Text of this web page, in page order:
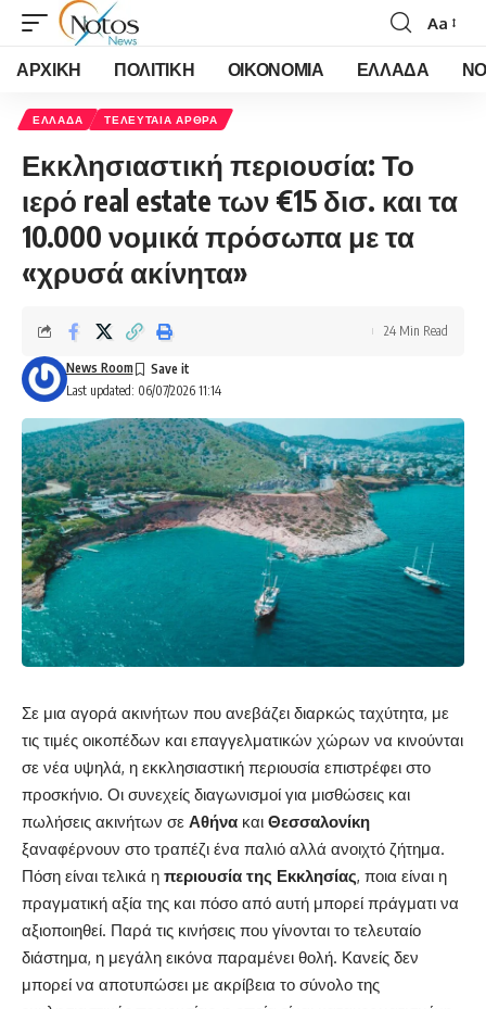
Font
Resizer
Aa
ΑΡΧΙΚΗ ΠΟΛΙΤΙΚΗ ΟΙΚΟΝΟΜΙΑ ΕΛΛΑΔΑ
ΕΛΛΑΔΑ ΤΕΛΕΥΤΑΙΑ ΑΡΘΡΑ
Εκκλησιαστική περιουσία: Το
ιερό real estate των €15 δισ. και τα
10.000 νομικά πρόσωπα με τα
«χρυσά ακίνητα»
Last updated: 06/07/2026 11:14
News Room
24 Min Read
Σε μια αγορά ακινήτων που ανεβάζει διαρκώς ταχύτητα, με
τις τιμές οικοπέδων και επαγγελματικών χώρων να κινούνται
σε νέα υψηλά, η εκκλησιαστική περιουσία επιστρέφει στο
προσκήνιο. Οι συνεχείς διαγωνισμοί για μισθώσεις και
πωλήσεις ακινήτων σε Αθήνα και Θεσσαλονίκη
ξαναφέρνουν στο τραπέζι ένα παλιό αλλά ανοιχτό ζήτημα.
Πόση είναι τελικά η περιουσία της Εκκλησίας, ποια είναι η
πραγματική αξία της και πόσο από αυτή μπορεί πράγματι να
αξιοποιηθεί. Παρά τις κινήσεις που γίνονται το τελευταίο
διάστημα, η μεγάλη εικόνα παραμένει θολή. Κανείς δεν
μπορεί να αποτυπώσει με ακρίβεια το σύνολο της